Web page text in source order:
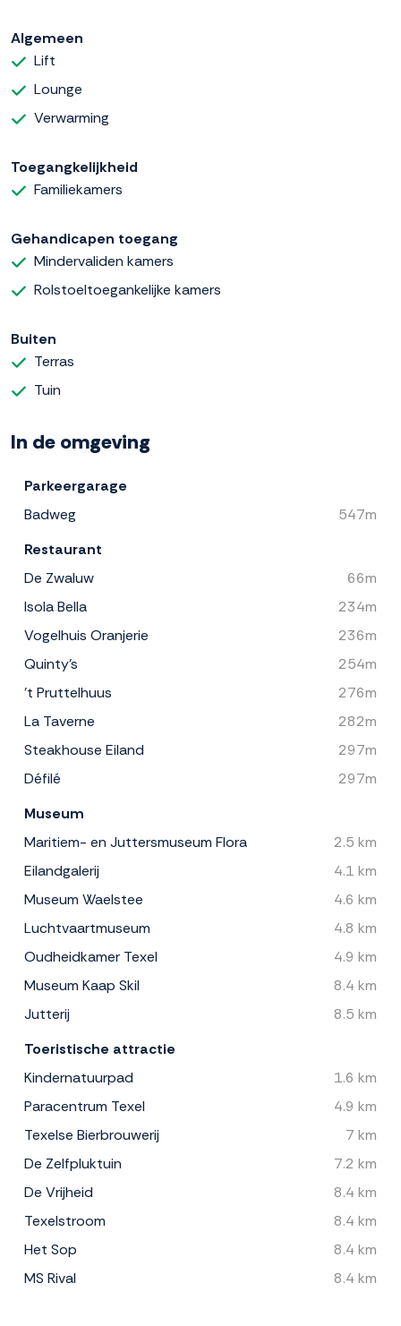
Algemeen
Lift
Lounge
Verwarming
Toegangkelijkheid
Familiekamers
Gehandicapen toegang
Mindervaliden kamers
Rolstoeltoegankelijke kamers
Buiten
Terras
Tuin
In de omgeving
Parkeergarage
Badweg
547m
Restaurant
De Zwaluw
66m
Isola Bella
234m
Vogelhuis Oranjerie
236m
Quinty's
254m
't Pruttelhuus
276m
La Taverne
282m
Steakhouse Eiland
297m
Défilé
297m
Museum
Maritiem- en Juttersmuseum Flora
2.5 km
Eilandgalerij
4.1 km
Museum Waelstee
4.6 km
Luchtvaartmuseum
4.8 km
Oudheidkamer Texel
4.9 km
Museum Kaap Skil
8.4 km
Jutterij
8.5 km
Toeristische attractie
Kindernatuurpad
1.6 km
Paracentrum Texel
4.9 km
Texelse Bierbrouwerij
7 km
De Zelfpluktuin
7.2 km
De Vrijheid
8.4 km
Texelstroom
8.4 km
Het Sop
8.4 km
MS Rival
8.4 km